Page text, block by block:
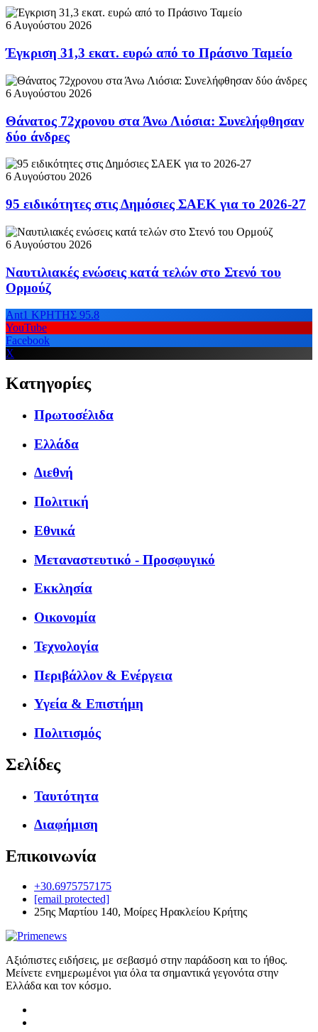
6 Αυγούστου 2026
Έγκριση 31,3 εκατ. ευρώ από το Πράσινο Ταμείο
6 Αυγούστου 2026
Θάνατος 72χρονου στα Άνω Λιόσια: Συνελήφθησαν
δύο άνδρες
6 Αυγούστου 2026
95 ειδικότητες στις Δημόσιες ΣΑΕΚ για το 2026-27
6 Αυγούστου 2026
Ναυτιλιακές ενώσεις κατά τελών στο Στενό του
Ορμούζ
Ant1 ΚΡΗΤΗΣ 95.8
YouTube
Facebook
X
Κατηγορίες
Πρωτοσέλιδα
Ελλάδα
Διεθνή
Πολιτική
Εθνικά
Μεταναστευτικό - Προσφυγικό
Εκκλησία
Οικονομία
Τεχνολογία
Περιβάλλον & Ενέργεια
Υγεία & Επιστήμη
Πολιτισμός
Σελίδες
Ταυτότητα
Διαφήμιση
Επικοινωνία
+30.6975757175
[email protected]
25ης Μαρτίου 140, Μοίρες Ηρακλείου Κρήτης
Αξιόπιστες ειδήσεις, με σεβασμό στην παράδοση και το ήθος.
Μείνετε ενημερωμένοι για όλα τα σημαντικά γεγονότα στην
Ελλάδα και τον κόσμο.